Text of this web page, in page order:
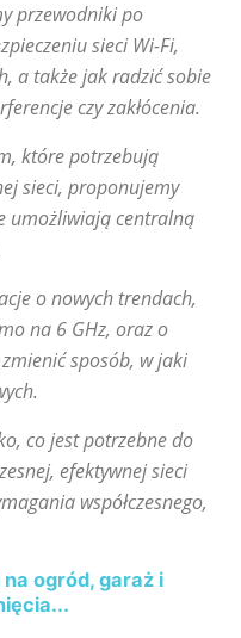
przewodniki po
sieci Wi-Fi,
a także jak radzić sobie
czy zakłócenia.
które potrzebują
sieci, proponujemy
umożliwiają centralną
o nowych trendach,
na 6 GHz, oraz o
sposób, w jaki
co jest potrzebne do
efektywnej sieci
współczesnego,
ogród, garaż i